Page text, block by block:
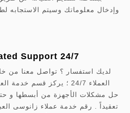
وإدخال معلوماتك وسيتم الاستجابه
24/7 Dedicated Support
لديك استفسار ؟ تواصل معنا من
العملاء 24/7 ؛ يركز قسم
حل مشكلات الأجهزة من أبسطها و
تعقيداً . رقم خدمة عملاء زانوسى